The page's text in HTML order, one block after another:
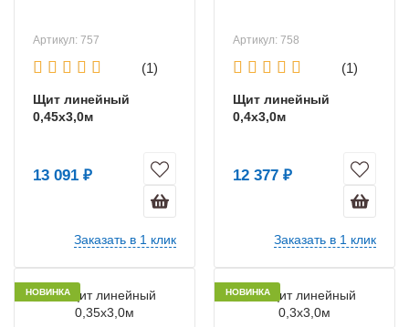
Артикул: 757
(1)
Щит линейный
0,45х3,0м
13 091 ₽
Заказать в 1 клик
Артикул: 758
(1)
Щит линейный
0,4х3,0м
12 377 ₽
Заказать в 1 клик
НОВИНКА НОВИНКА